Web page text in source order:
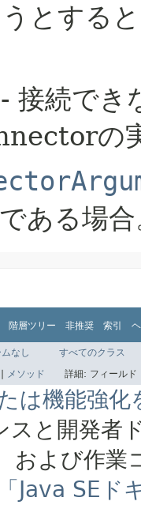
とする
- 接続でき
の
ある場
階層ツリー 非推奨 索引
なし
すべてのクラス
メソッド 詳細: フィール
は機能強化
スと開発者
および作
「Java SE